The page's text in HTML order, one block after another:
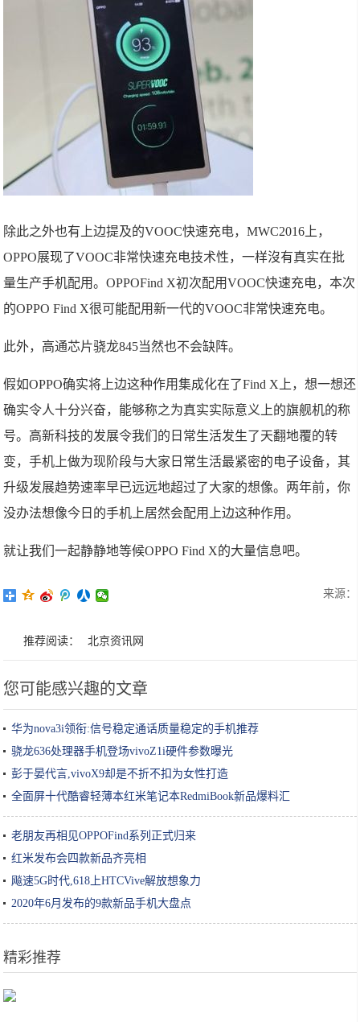
除此之外也有上边提及的VOOC快速充电，MWC2016上，
OPPO展现了VOOC非常快速充电技术性，一样沒有真实在批
量生产手机配用。OPPOFind X初次配用VOOC快速充电，本次
的OPPO Find X很可能配用新一代的VOOC非常快速充电。
此外，高通芯片骁龙845当然也不会缺阵。
假如OPPO确实将上边这种作用集成化在了Find X上，想一想还
确实令人十分兴奋，能够称之为真实实际意义上的旗舰机的称
号。高新科技的发展令我们的日常生活发生了天翻地覆的转
变，手机上做为现阶段与大家日常生活最紧密的电子设备，其
升级发展趋势速率早已远远地超过了大家的想像。两年前，你
没办法想像今日的手机上居然会配用上边这种作用。
就让我们一起静静地等候OPPO Find X的大量信息吧。
来源：
推荐阅读： 北京资讯网
您可能感兴趣的文章
华为nova3i领衔:信号稳定通话质量稳定的手机推荐
骁龙636处理器手机登场vivoZ1i硬件参数曝光
彭于晏代言,vivoX9却是不折不扣为女性打造
全面屏十代酷睿轻薄本红米笔记本RedmiBook新品爆料汇
老朋友再相见OPPOFind系列正式归来
红米发布会四款新品齐亮相
飚速5G时代,618上HTCVive解放想象力
2020年6月发布的9款新品手机大盘点
精彩推荐